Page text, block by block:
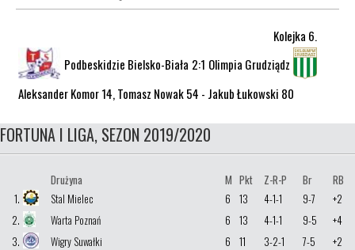
Kolejka 6.
Podbeskidzie Bielsko-Biała 2:1 Olimpia Grudziądz
Aleksander Komor 14, Tomasz Nowak 54 - Jakub Łukowski 80
FORTUNA I LIGA, SEZON 2019/2020
Drużyna M Pkt Z-R-P Br
RB
1.
Stal Mielec 6 13 4-1-1 9-7
+2
2.
Warta Poznań 6 13 4-1-1 9-5
+4
3.
Wigry Suwałki 6 11 3-2-1 7-5
+2